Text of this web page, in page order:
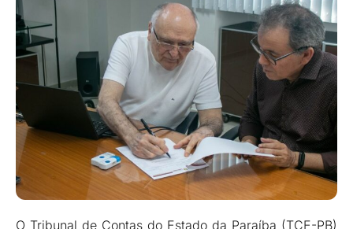
O Tribunal de Contas do Estado da Paraíba (TCE-PB)